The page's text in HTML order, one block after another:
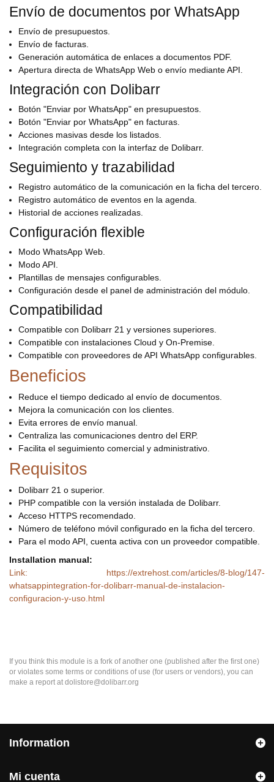
Envío de documentos por WhatsApp
Envío de presupuestos.
Envío de facturas.
Generación automática de enlaces a documentos PDF.
Apertura directa de WhatsApp Web o envío mediante API.
Integración con Dolibarr
Botón "Enviar por WhatsApp" en presupuestos.
Botón "Enviar por WhatsApp" en facturas.
Acciones masivas desde los listados.
Integración completa con la interfaz de Dolibarr.
Seguimiento y trazabilidad
Registro automático de la comunicación en la ficha del tercero.
Registro automático de eventos en la agenda.
Historial de acciones realizadas.
Configuración flexible
Modo WhatsApp Web.
Modo API.
Plantillas de mensajes configurables.
Configuración desde el panel de administración del módulo.
Compatibilidad
Compatible con Dolibarr 21 y versiones superiores.
Compatible con instalaciones Cloud y On-Premise.
Compatible con proveedores de API WhatsApp configurables.
Beneficios
Reduce el tiempo dedicado al envío de documentos.
Mejora la comunicación con los clientes.
Evita errores de envío manual.
Centraliza las comunicaciones dentro del ERP.
Facilita el seguimiento comercial y administrativo.
Requisitos
Dolibarr 21 o superior.
PHP compatible con la versión instalada de Dolibarr.
Acceso HTTPS recomendado.
Número de teléfono móvil configurado en la ficha del tercero.
Para el modo API, cuenta activa con un proveedor compatible.
Installation manual:
Link: https://extrehost.com/articles/8-blog/147-
whatsappintegration-for-dolibarr-manual-de-instalacion-
configuracion-y-uso.html
If you think this module is a fork of another one (published after the first one)
or violates some terms or conditions of use (for users or vendors), you can
make a report at dolistore@dolibarr.org
Information
Mi cuenta